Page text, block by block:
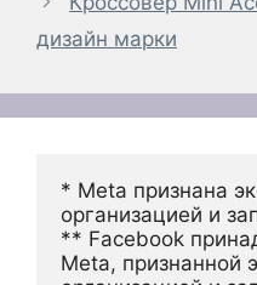
дизайн марки
* Meta признана
организацией и
** Facebook
Meta, признанной